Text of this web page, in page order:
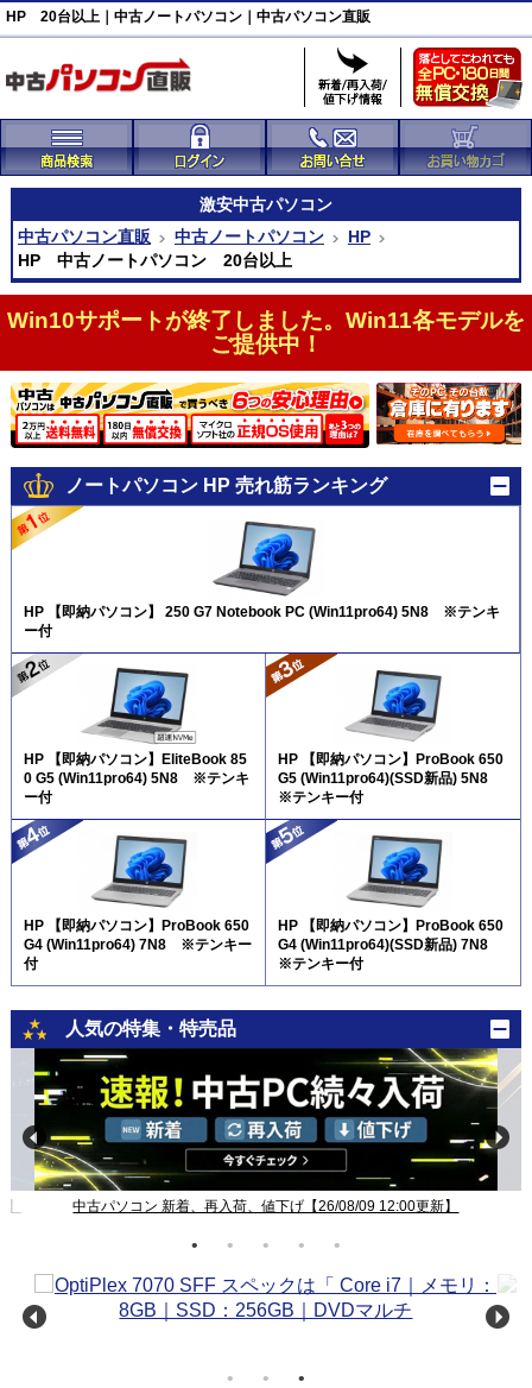
HP 20台以上｜中古ノートパソコン｜中古パソコン直販
激安中古パソコン
中古パソコン直販
中古ノートパソコン
HP
HP 中古ノートパソコン 20台以上
Win10サポートが終了しました。Win11各モデルを
ご提供中！
ノートパソコン HP 売れ筋ランキング
HP 【即納パソコン】 250 G7 Notebook PC (Win11pro64) 5N8 ※テンキ
ー付
HP 【即納パソコン】EliteBook 85
0 G5 (Win11pro64) 5N8 ※テンキ
ー付
HP 【即納パソコン】ProBook 650
G5 (Win11pro64)(SSD新品) 5N8
※テンキー付
HP 【即納パソコン】ProBook 650
G4 (Win11pro64) 7N8 ※テンキー
付
HP 【即納パソコン】ProBook 650
G4 (Win11pro64)(SSD新品) 7N8
※テンキー付
人気の特集・特売品
中古パソコン 新着、再入荷、値下げ【26/08/09 12:00更新】